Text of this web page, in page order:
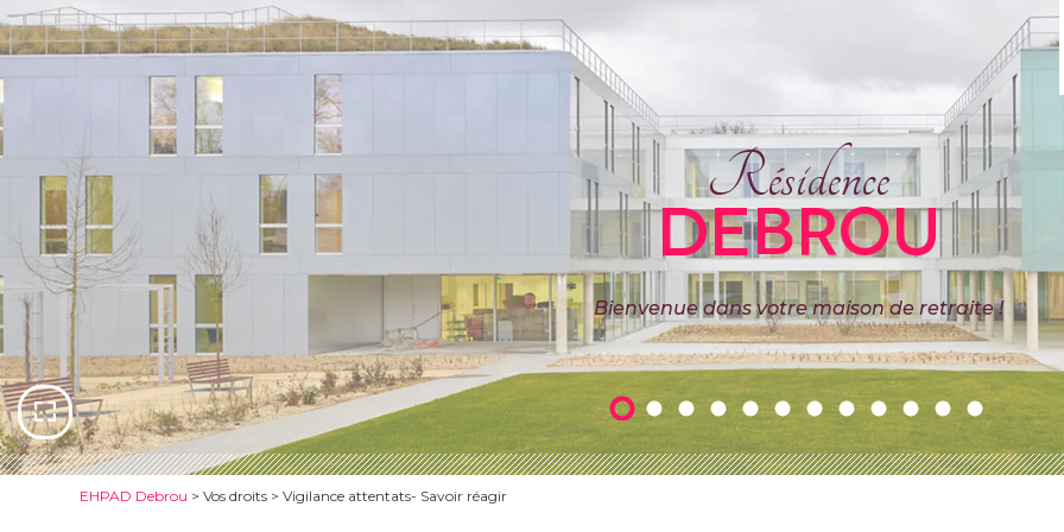
Résidence
DEBROU
Bienvenue dans votre maison de retraite !
EHPAD Debrou >Vos droits >Vigilance attentats- Savoir réagir